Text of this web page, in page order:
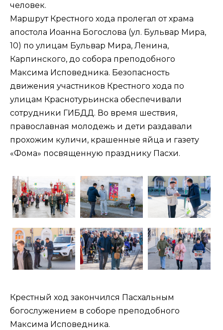
человек.
Маршрут Крестного хода пролегал от храма
апостола Иоанна Богослова (ул. Бульвар Мира,
10) по улицам Бульвар Мира, Ленина,
Карпинского, до собора преподобного
Максима Исповедника. Безопасность
движения участников Крестного хода по
улицам Краснотурьинска обеспечивали
сотрудники ГИБДД. Во время шествия,
православная молодежь и дети раздавали
прохожим куличи, крашенные яйца и газету
«Фома» посвященную празднику Пасхи.
Крестный ход закончился Пасхальным
богослужением в соборе преподобного
Максима Исповедника.